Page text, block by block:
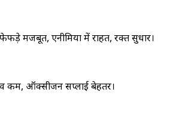
मजबूत, एनीमिया में राहत, रक्त सुधार।
कम, ऑक्सीजन सप्लाई बेहतर।